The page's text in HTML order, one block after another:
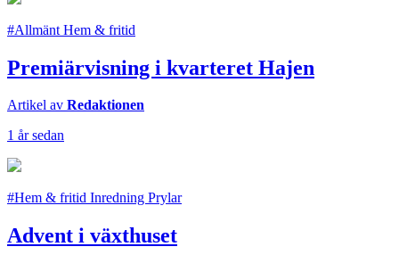
#Allmänt Hem & fritid
Premiärvisning i kvarteret Hajen
Artikel av Redaktionen
1 år sedan
#Hem & fritid Inredning Prylar
Advent i växthuset